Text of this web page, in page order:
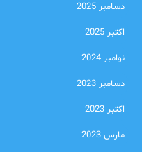
دسامبر 2025
اکتبر 2025
نوامبر 2024
دسامبر 2023
اکتبر 2023
مارس 2023